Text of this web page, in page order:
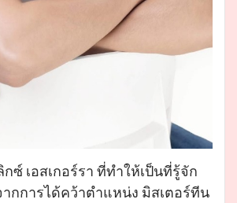
ซ์ เอสเกอร์รา ที่ทำให้เป็นที่รู้จัก
กการได้คว้าตำแหน่ง มิสเตอร์ทีน